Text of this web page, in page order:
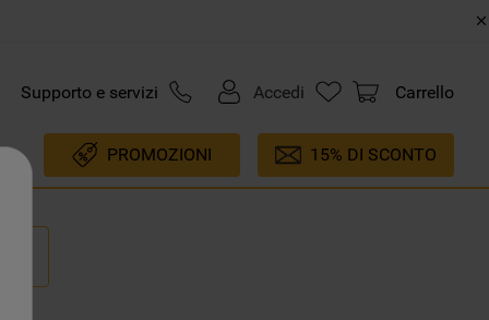
Supporto e servizi Accedi Carrello
PROMOZIONI 15% DI SCONTO